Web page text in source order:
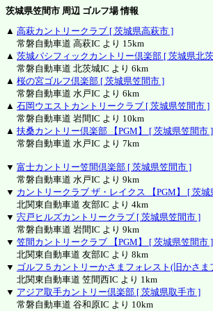
茨城県笠間市 周辺 ゴルフ場 情報
▲ 高萩カントリークラブ [ 茨城県高萩市 ]
常磐自動車道 高萩IC より 15km
▲ 茨城パシフィックカントリー倶楽部 [ 茨城県北
常磐自動車道 北茨城IC より 6km
▲ 桜の宮ゴルフ倶楽部 [ 茨城県笠間市 ]
常磐自動車道 水戸IC より 6km
▲ 石岡ウエストカントリークラブ [ 茨城県笠間市 ]
常磐自動車道 岩間IC より 10km
▲ 扶桑カントリー倶楽部 【PGM】 [ 茨城県笠間市 ]
常磐自動車道 水戸IC より 7km
▼ 富士カントリー笠間倶楽部 [ 茨城県笠間市 ]
常磐自動車道 水戸IC より 9km
▼ カントリークラブ ザ・レイクス 【PGM】 [ 茨
北関東自動車道 友部IC より 4km
▼ 宍戸ヒルズカントリークラブ [ 茨城県笠間市 ]
常磐自動車道 岩間IC より 9km
▼ 笠間カントリークラブ 【PGM】 [ 茨城県笠間市 ]
北関東自動車道 友部IC より 8km
▼ ゴルフ５カントリーかさまフォレスト(旧かさ
北関東自動車道 笠間西IC より 1km
▼ アジア取手カントリー倶楽部 [ 茨城県取手市 ]
常磐自動車道 谷和原IC より 10km